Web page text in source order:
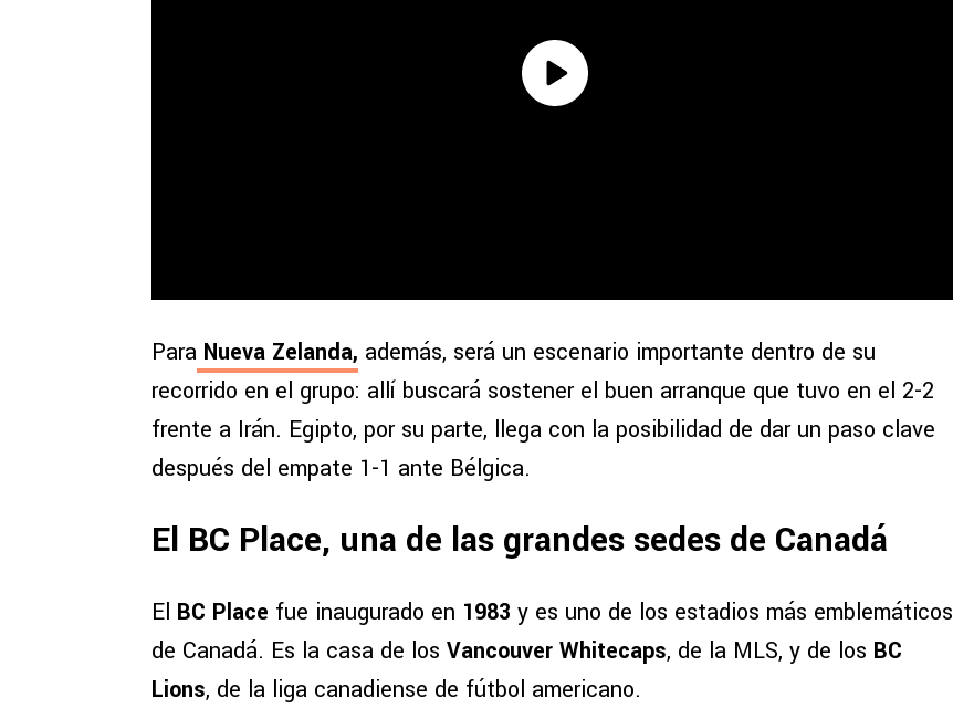
Para Nueva Zelanda, además, será un escenario importante dentro de su
recorrido en el grupo: allí buscará sostener el buen arranque que tuvo en el 2-2
frente a Irán. Egipto, por su parte, llega con la posibilidad de dar un paso clave
después del empate 1-1 ante Bélgica.
El BC Place, una de las grandes sedes de Canadá
El BC Place fue inaugurado en 1983 y es uno de los estadios más emblemáticos
de Canadá. Es la casa de los Vancouver Whitecaps, de la MLS, y de los BC
Lions, de la liga canadiense de fútbol americano.